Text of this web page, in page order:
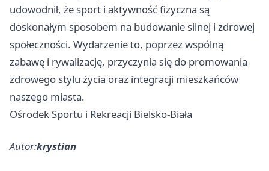
udowodnił, że sport i aktywność fizyczna są
doskonałym sposobem na budowanie silnej i zdrowej
społeczności. Wydarzenie to, poprzez wspólną
zabawę i rywalizację, przyczynia się do promowania
zdrowego stylu życia oraz integracji mieszkańców
naszego miasta.
Ośrodek Sportu i Rekreacji Bielsko-Biała
Autor:krystian